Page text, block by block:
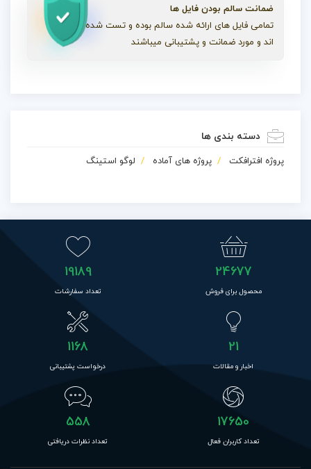
ضمانت سالم بودن فایل ها
تمامی فایل های ارائه شده سالم بوده و تست شده
اند و مورد ضمانت و پشتیبانی میباشند
دسته بندی ها
پروژه افترافکت پروژه های آماده لوگو استینگ
24677
محصول برای فروش
19189
تعداد سفارشات
21
اخبار و مقالات
1168
درخواست پشتیبانی
17650
تعداد کاربران فعال
558
تعداد نظرات دریافتی